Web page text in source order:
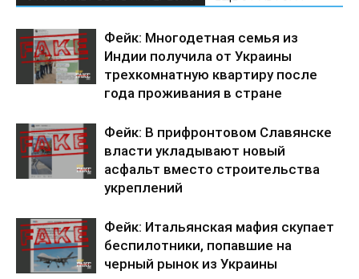
Фейк: Многодетная семья из
Индии получила от Украины
трехкомнатную квартиру после
года проживания в стране
Фейк: В прифронтовом Славянске
власти укладывают новый
асфальт вместо строительства
укреплений
Фейк: Итальянская мафия скупает
беспилотники, попавшие на
черный рынок из Украины